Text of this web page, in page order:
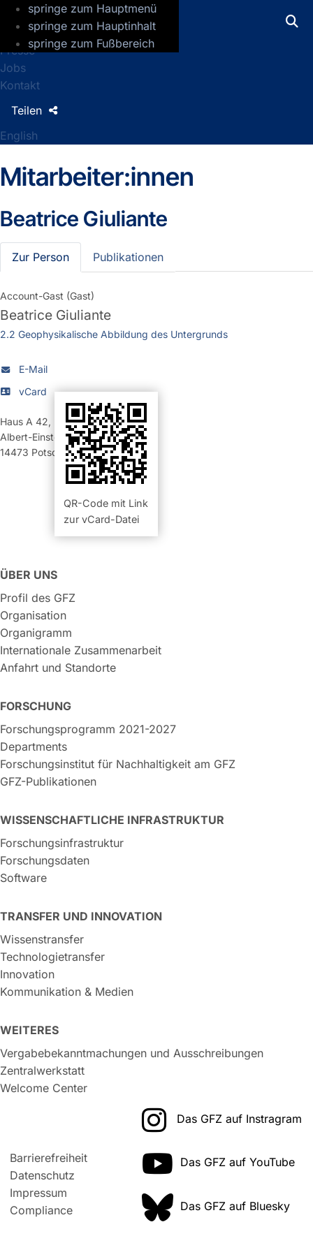
springe zum Hauptmenü
springe zum Hauptinhalt
springe zum Fußbereich
GFZ Helmholtz-Zentrum für
Presse
Jobs
Kontakt
English
Teilen
Mitarbeiter:innen
Beatrice Giuliante
Zur Person Publikationen
Account-Gast (Gast)
Beatrice Giuliante
2.2 Geophysikalische Abbildung des Untergrunds
E-Mail
vCard
QR-Code mit Link
zur vCard-Datei
Haus A 42,
Raum 123 (Büro)
Albert-Einstein-Straße 42-46
14473 Potsdam
ÜBER UNS
Profil des GFZ
Organisation
Organigramm
Internationale Zusammenarbeit
Anfahrt und Standorte
FORSCHUNG
Forschungsprogramm 2021-2027
Departments
Forschungsinstitut für Nachhaltigkeit am GFZ
GFZ-Publikationen
WISSENSCHAFTLICHE INFRASTRUKTUR
Forschungsinfrastruktur
Forschungsdaten
Software
TRANSFER UND INNOVATION
Wissenstransfer
Technologietransfer
Innovation
Kommunikation & Medien
WEITERES
Vergabebekanntmachungen und Ausschreibungen
Zentralwerkstatt
Welcome Center
Barrierefreiheit
Datenschutz
Impressum
Compliance
Das GFZ auf Instragram
Das GFZ auf YouTube
Das GFZ auf Bluesky